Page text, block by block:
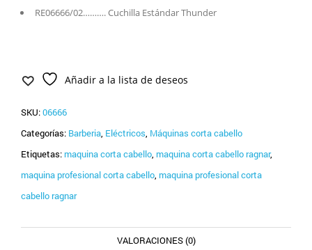
RE06666/02………. Cuchilla Estándar Thunder
Añadir a la lista de deseos
SKU:06666
Categorías: Barberia, Eléctricos, Máquinas corta cabello
Etiquetas: maquina corta cabello, maquina corta cabello ragnar,
maquina profesional corta cabello, maquina profesional corta
cabello ragnar
VALORACIONES (0)